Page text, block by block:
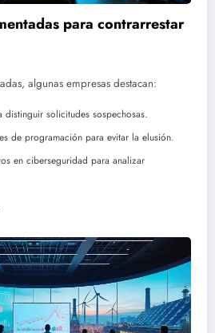
para contrarrestar
algunas empresas destacan:
solicitudes sospechosas.
de programación para evitar la elusión.
en ciberseguridad para analizar